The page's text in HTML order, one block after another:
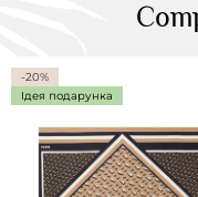
-20%
Ідея подарунка